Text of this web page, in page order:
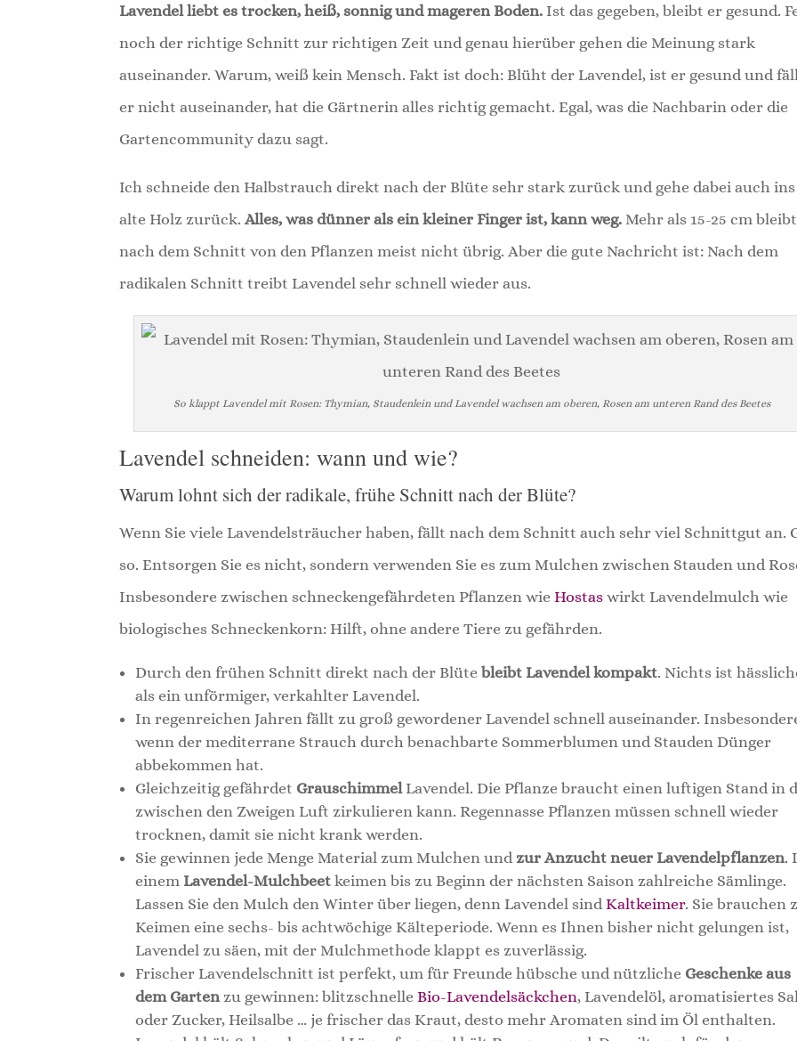
Lavendel liebt es trocken, heiß, sonnig und mageren Boden. Ist das gegeben, bleibt er gesund.
noch der richtige Schnitt zur richtigen Zeit und genau hierüber gehen die Meinung stark
auseinander. Warum, weiß kein Mensch. Fakt ist doch: Blüht der Lavendel, ist er gesund und
er nicht auseinander, hat die Gärtnerin alles richtig gemacht. Egal, was die Nachbarin oder die
Gartencommunity dazu sagt.
Ich schneide den Halbstrauch direkt nach der Blüte sehr stark zurück und gehe dabei auch ins
alte Holz zurück. Alles, was dünner als ein kleiner Finger ist, kann weg. Mehr als 15-25 cm bleibt
nach dem Schnitt von den Pflanzen meist nicht übrig. Aber die gute Nachricht ist: Nach dem
radikalen Schnitt treibt Lavendel sehr schnell wieder aus.
So klappt Lavendel mit Rosen: Thymian, Staudenlein und Lavendel wachsen am oberen, Rosen am unteren Rand des Beetes
Lavendel schneiden: wann und wie?
Warum lohnt sich der radikale, frühe Schnitt nach der Blüte?
Wenn Sie viele Lavendelsträucher haben, fällt nach dem Schnitt auch sehr viel Schnittgut an.
so. Entsorgen Sie es nicht, sondern verwenden Sie es zum Mulchen zwischen Stauden und
Insbesondere zwischen schneckengefährdeten Pflanzen wieHostas wirkt Lavendelmulch wie
biologisches Schneckenkorn: Hilft, ohne andere Tiere zu gefährden.
Durch den frühen Schnitt direkt nach der Blütebleibt Lavendel kompakt. Nichts ist
als ein unförmiger, verkahlter Lavendel.
In regenreichen Jahren fällt zu groß gewordener Lavendel schnell auseinander.
wenn der mediterrane Strauch durch benachbarte Sommerblumen und Stauden Dünger
abbekommen hat.
Gleichzeitig gefährdet GrauschimmelLavendel. Die Pflanze braucht einen luftigen Stand in
zwischen den Zweigen Luft zirkulieren kann. Regennasse Pflanzen müssen schnell wieder
trocknen, damit sie nicht krank werden.
Sie gewinnen jede Menge Material zum Mulchen und zur Anzucht neuer Lavendelpflanzen.
einem Lavendel-Mulchbeet keimen bis zu Beginn der nächsten Saison zahlreiche Sämlinge.
Lassen Sie den Mulch den Winter über liegen, denn Lavendel sindKaltkeimer. Sie brauchen
Keimen eine sechs- bis achtwöchige Kälteperiode. Wenn es Ihnen bisher nicht gelungen ist,
Lavendel zu säen, mit der Mulchmethode klappt es zuverlässig.
Frischer Lavendelschnitt ist perfekt, um für Freunde hübsche und nützliche Geschenke aus
dem Garten zu gewinnen: blitzschnelleBio-Lavendelsäckchen, Lavendelöl, aromatisiertes
oder Zucker, Heilsalbe … je frischer das Kraut, desto mehr Aromaten sind im Öl enthalten.